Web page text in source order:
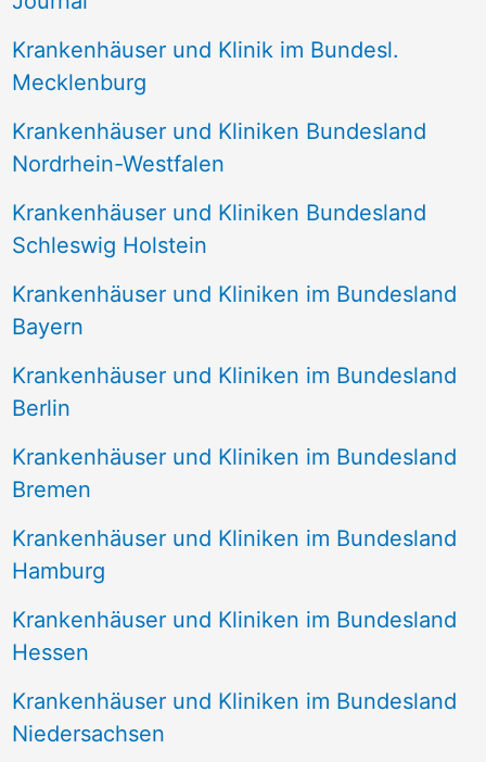
c
:
Krankenhäuser und Klinik im Bundesl.
Mecklenburg
Krankenhäuser und Kliniken Bundesland
Nordrhein-Westfalen
Krankenhäuser und Kliniken Bundesland
Schleswig Holstein
Krankenhäuser und Kliniken im Bundesland
Bayern
Krankenhäuser und Kliniken im Bundesland
Berlin
Krankenhäuser und Kliniken im Bundesland
Bremen
Krankenhäuser und Kliniken im Bundesland
Hamburg
Krankenhäuser und Kliniken im Bundesland
Hessen
Krankenhäuser und Kliniken im Bundesland
Niedersachsen